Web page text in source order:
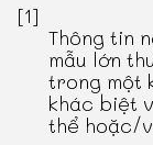
[1]
Thông tin
mẫu lớn
trong một
khác biệt
thể hoặc/